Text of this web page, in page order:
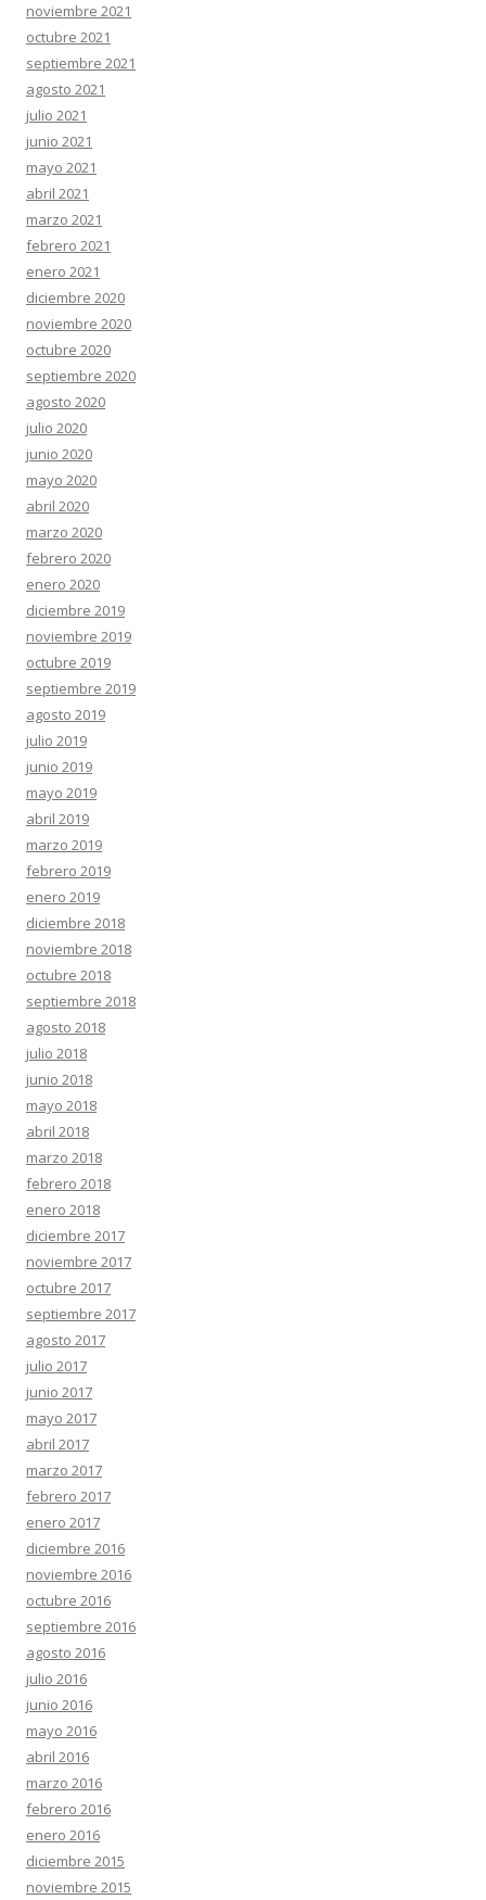
noviembre 2021
octubre 2021
septiembre 2021
agosto 2021
julio 2021
junio 2021
mayo 2021
abril 2021
marzo 2021
febrero 2021
enero 2021
diciembre 2020
noviembre 2020
octubre 2020
septiembre 2020
agosto 2020
julio 2020
junio 2020
mayo 2020
abril 2020
marzo 2020
febrero 2020
enero 2020
diciembre 2019
noviembre 2019
octubre 2019
septiembre 2019
agosto 2019
julio 2019
junio 2019
mayo 2019
abril 2019
marzo 2019
febrero 2019
enero 2019
diciembre 2018
noviembre 2018
octubre 2018
septiembre 2018
agosto 2018
julio 2018
junio 2018
mayo 2018
abril 2018
marzo 2018
febrero 2018
enero 2018
diciembre 2017
noviembre 2017
octubre 2017
septiembre 2017
agosto 2017
julio 2017
junio 2017
mayo 2017
abril 2017
marzo 2017
febrero 2017
enero 2017
diciembre 2016
noviembre 2016
octubre 2016
septiembre 2016
agosto 2016
julio 2016
junio 2016
mayo 2016
abril 2016
marzo 2016
febrero 2016
enero 2016
diciembre 2015
noviembre 2015